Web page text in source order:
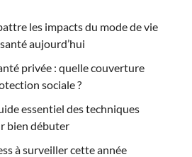
les impacts du mode de vie
aujourd’hui
privée : quelle couverture
sociale ?
essentiel des techniques
bien débuter
à surveiller cette année